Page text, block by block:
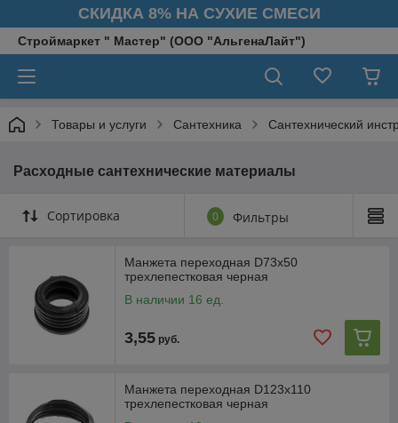
СКИДКА 8% НА СУХИЕ СМЕСИ
Строймаркет " Мастер" (ООО "АльгенаЛайт")
Товары и услуги Сантехника Сантехнический
Расходные сантехнические материалы
Сортировка 0 Фильтры
Манжета переходная D73х50
трехлепестковая черная
В наличии 16 ед.
3,55 руб.
Манжета переходная D123х110
трехлепестковая черная